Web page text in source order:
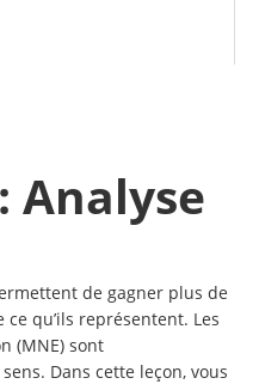
Analyse
de gagner plus de
qu’ils représentent. Les
(MNE) sont
Dans cette leçon, vous